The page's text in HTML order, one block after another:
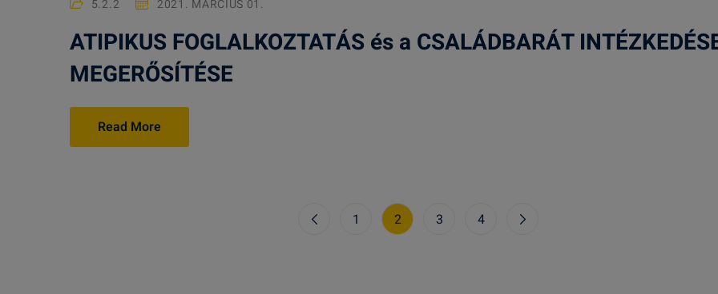
5.2.2 2021. MÁRCIUS 01.
ATIPIKUS FOGLALKOZTATÁS és a CSALÁDBARÁT
MEGERŐSÍTÉSE
Read More
1 2 3 4